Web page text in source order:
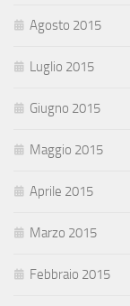
Agosto 2015
Luglio 2015
Giugno 2015
Maggio 2015
Aprile 2015
Marzo 2015
Febbraio 2015